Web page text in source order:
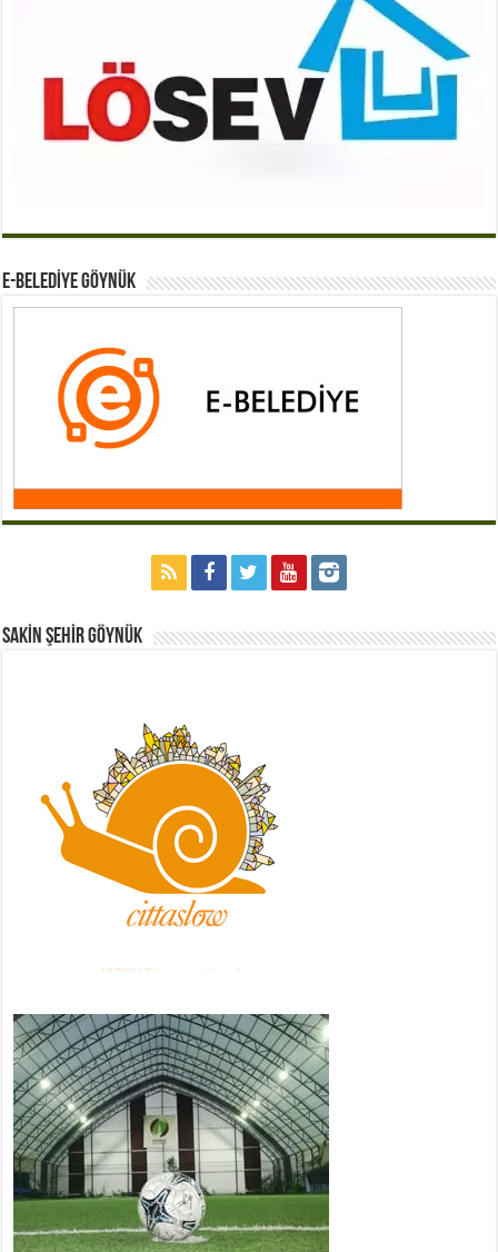
E-BELEDİYE GÖYNÜK
Sakİn Şehİr GÖYNÜK